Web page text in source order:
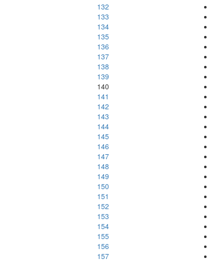
132
133
134
135
136
137
138
139
140
141
142
143
144
145
146
147
148
149
150
151
152
153
154
155
156
157